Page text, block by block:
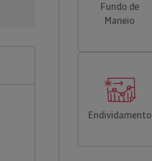
Fundo de
Maneio
Endividamento